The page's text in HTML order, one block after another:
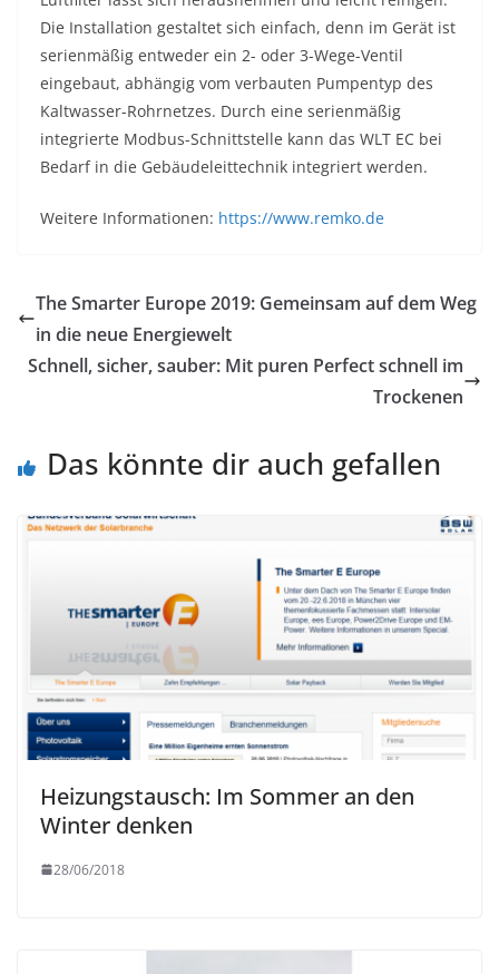
Die Installation gestaltet sich einfach, denn im Gerät ist
serienmäßig entweder ein 2- oder 3-Wege-Ventil
eingebaut, abhängig vom verbauten Pumpentyp des
Kaltwasser-Rohrnetzes. Durch eine serienmäßig
integrierte Modbus-Schnittstelle kann das WLT EC bei
Bedarf in die Gebäudeleittechnik integriert werden.
Weitere Informationen: https://www.remko.de
The Smarter Europe 2019: Gemeinsam auf dem Weg
in die neue Energiewelt
Schnell, sicher, sauber: Mit puren Perfect schnell im
Trockenen
Das könnte dir auch gefallen
Heizungstausch: Im Sommer an den
Winter denken
28/06/2018